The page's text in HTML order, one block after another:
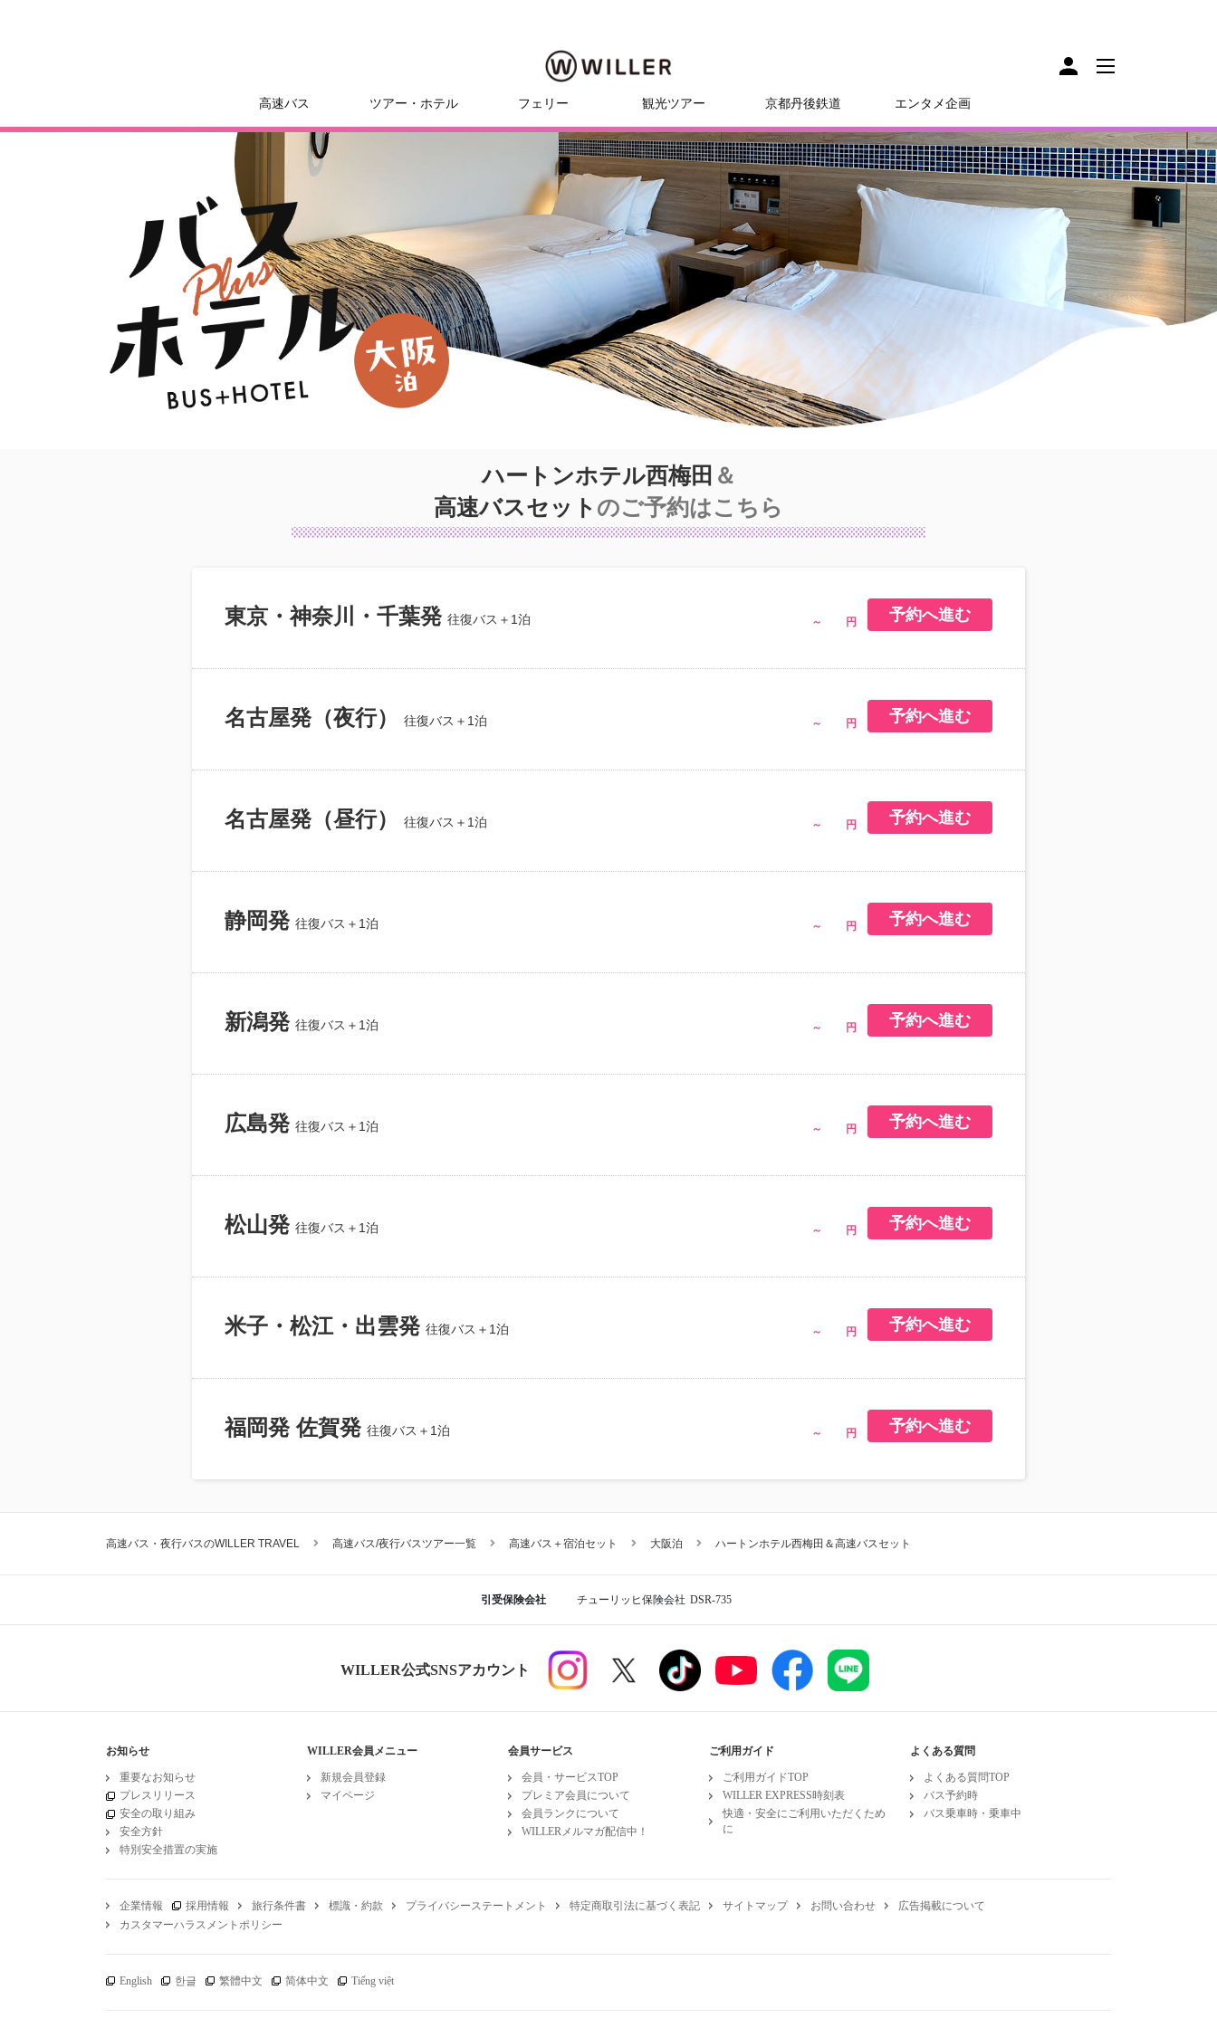
高速バス ツアー・ホテル フェリー 観光ツアー 京都丹後鉄道 エンタメ企画
ハートンホテル西梅田 ＆
高速バスセット のご予約はこちら
東京・神奈川・千葉発 往復バス＋1泊
名古屋発（夜行） 往復バス＋1泊
名古屋発（昼行） 往復バス＋1泊
静岡発 往復バス＋1泊
新潟発 往復バス＋1泊
広島発 往復バス＋1泊
松山発 往復バス＋1泊
米子・松江・出雲発 往復バス＋1泊
福岡発 佐賀発 往復バス＋1泊
高速バス・夜行バスのWILLER TRAVEL 高速バス/夜行バスツアー一覧 高速バス＋宿泊セット 大阪泊 ハートンホテル西梅田＆高速バスセット
引受保険会社 チューリッヒ保険会社 DSR-735
WILLER公式SNSアカウント
お知らせ
重要なお知らせ
プレスリリース
安全の取り組み
安全方針
特別安全措置の実施
WILLER会員メニュー
新規会員登録
マイページ
会員サービス
会員・サービスTOP
プレミア会員について
会員ランクについて
WILLERメルマガ配信中！
ご利用ガイド
ご利用ガイドTOP
WILLER EXPRESS時刻表
快適・安全にご利用いただくため
に
よくある質問
よくある質問TOP
バス予約時
バス乗車時・乗車中
企業情報 採用情報 旅行条件書 標識・約款 プライバシーステートメント 特定商取引法に基づく表記 サイトマップ お問い合わせ
広告掲載について
カスタマーハラスメントポリシー
English 한글 繁體中文 简体中文 Tiếng việt